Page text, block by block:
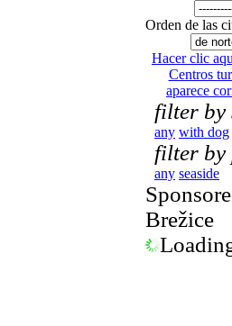
Orden de las
Hacer clic
Centros
aparece
filter by
any with dog
filter by
any seaside
Brežice